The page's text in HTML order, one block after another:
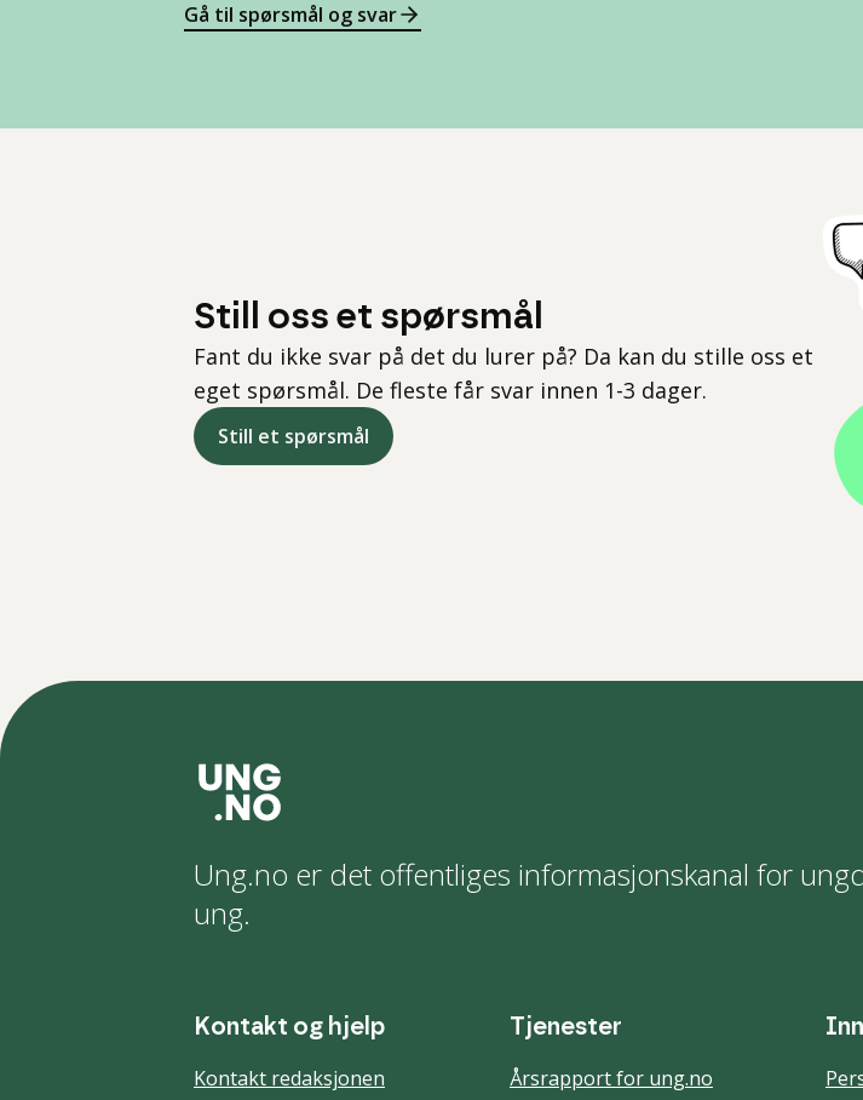
Gå til spørsmål og svar
Still oss et spørsmål
Fant du ikke svar på det du lurer på? Da kan du stille oss et
eget spørsmål. De fleste får svar innen 1-3 dager.
Still et spørsmål
Ung.no er det offentliges informasjonskanal for
ung.
Kontakt og hjelp
Kontakt redaksjonen
Tjenester
Årsrapport for ung.no